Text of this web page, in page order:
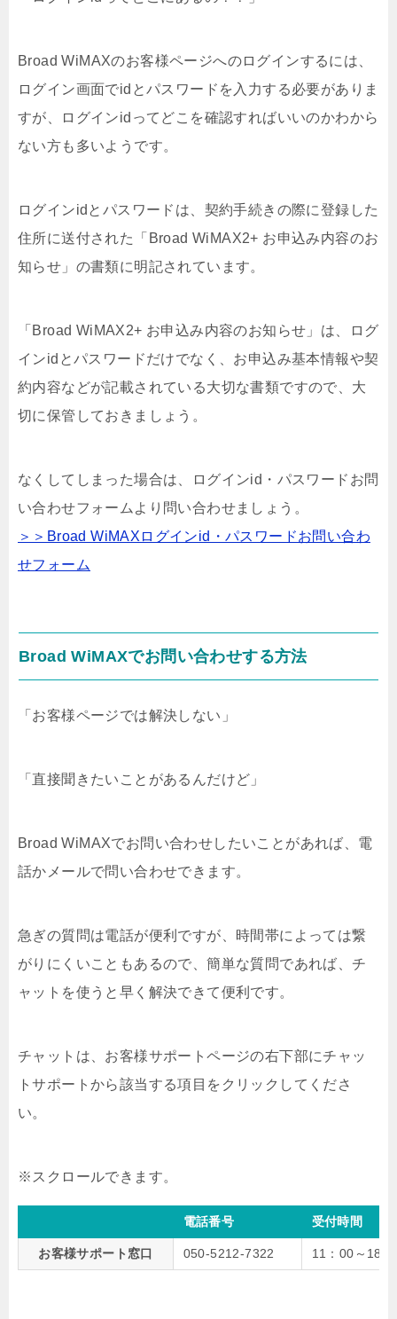
Broad WiMAXのお客様ページへのログインするには、
ログイン画面でidとパスワードを入力する必要がありま
すが、ログインidってどこを確認すればいいのかわから
ない方も多いようです。
ログインidとパスワードは、契約手続きの際に登録した
住所に送付された「Broad WiMAX2+ お申込み内容のお
知らせ」の書類に明記されています。
「Broad WiMAX2+ お申込み内容のお知らせ」は、ログ
インidとパスワードだけでなく、お申込み基本情報や契
約内容などが記載されている大切な書類ですので、大
切に保管しておきましょう。
なくしてしまった場合は、ログインid・パスワードお問
い合わせフォームより問い合わせましょう。
＞＞Broad WiMAXログインid・パスワードお問い合わ
せフォーム
Broad WiMAXでお問い合わせする方法
「お客様ページでは解決しない」
「直接聞きたいことがあるんだけど」
Broad WiMAXでお問い合わせしたいことがあれば、電
話かメールで問い合わせできます。
急ぎの質問は電話が便利ですが、時間帯によっては繋
がりにくいこともあるので、簡単な質問であれば、チ
ャットを使うと早く解決できて便利です。
チャットは、お客様サポートページの右下部にチャッ
トサポートから該当する項目をクリックしてくださ
い。
電話番号 受付時間
お客様サポート窓口 050-5212-7322 11：00～18